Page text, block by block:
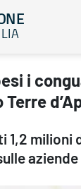
2022 dell’ex
i
Terre
1,2 milioni
aziende